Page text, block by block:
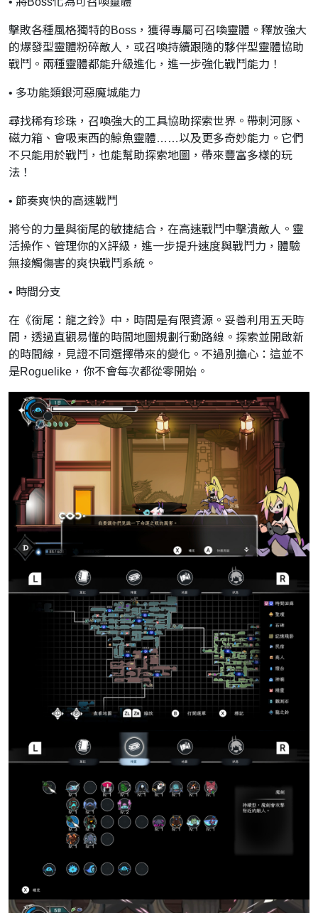
擊敗各種風格獨特的Boss，獲得專屬可召喚靈體。釋放強大
的爆發型靈體粉碎敵人，或召喚持續跟隨的夥伴型靈體協助
戰鬥。兩種靈體都能升級進化，進一步強化戰鬥能力！
• 多功能類銀河惡魔城能力
尋找稀有珍珠，召喚強大的工具協助探索世界。帶刺河豚、
磁力箱、會吸東西的鯨魚靈體……以及更多奇妙能力。它們
不只能用於戰鬥，也能幫助探索地圖，帶來豐富多樣的玩
法！
• 節奏爽快的高速戰鬥
將兮的力量與銜尾的敏捷結合，在高速戰鬥中擊潰敵人。靈
活操作、管理你的X評級，進一步提升速度與戰鬥力，體驗
無接觸傷害的爽快戰鬥系統。
• 時間分支
在《銜尾：龍之鈴》中，時間是有限資源。妥善利用五天時
間，透過直觀易懂的時間地圖規劃行動路線。探索並開啟新
的時間線，見證不同選擇帶來的變化。不過別擔心：這並不
是Roguelike，你不會每次都從零開始。